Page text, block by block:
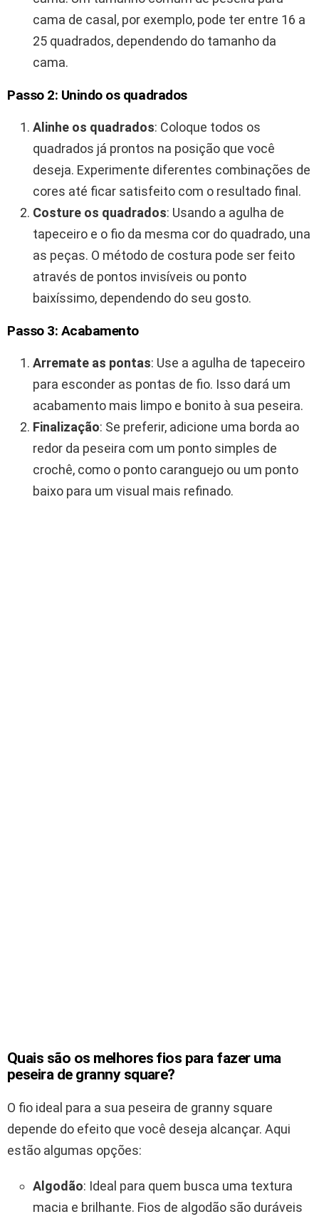
cama de casal, por exemplo, pode ter entre 16 a
25 quadrados, dependendo do tamanho da
cama.
Passo 2: Unindo os quadrados
Alinhe os quadrados: Coloque todos os
quadrados já prontos na posição que você
deseja. Experimente diferentes combinações de
cores até ficar satisfeito com o resultado final.
Costure os quadrados: Usando a agulha de
tapeceiro e o fio da mesma cor do quadrado, una
as peças. O método de costura pode ser feito
através de pontos invisíveis ou ponto
baixíssimo, dependendo do seu gosto.
Passo 3: Acabamento
Arremate as pontas: Use a agulha de tapeceiro
para esconder as pontas de fio. Isso dará um
acabamento mais limpo e bonito à sua peseira.
Finalização: Se preferir, adicione uma borda ao
redor da peseira com um ponto simples de
crochê, como o ponto caranguejo ou um ponto
baixo para um visual mais refinado.
Quais são os melhores fios para fazer uma
peseira de granny square?
O fio ideal para a sua peseira de granny square
depende do efeito que você deseja alcançar. Aqui
estão algumas opções:
Algodão: Ideal para quem busca uma textura
macia e brilhante. Fios de algodão são duráveis